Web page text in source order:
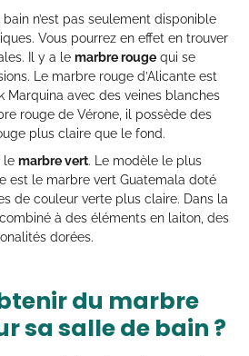
n’est pas seulement disponible
Vous pourrez en effet en trouver
Il y a le marbre rouge qui se
Le marbre rouge d’Alicante est
Marquina avec des veines blanches
rouge de Vérone, il possède des
plus claire que le fond.
le marbre vert. Le modèle le plus
est le marbre vert Guatemala doté
de couleur verte plus claire. Dans la
à des éléments en laiton, des
dorées.
du marbre
sa salle de bain ?